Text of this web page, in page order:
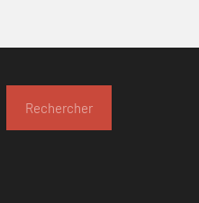
Rechercher